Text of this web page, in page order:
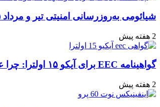
شیائومی به‌روزرسانی امنیتی تیر و مرداد ۱۴۰۵ را برای مجموعه‌ای از دستگاه‌ها منتشر کرد: تعهد به امنیت سایبری
2 هفته پیش
گواهینامه EEC برای آیکو ۱۵ اولترا: چرا عرضه جهانی پرچمدار جدید قطعی به نظر می‌رسد؟
2 هفته پیش